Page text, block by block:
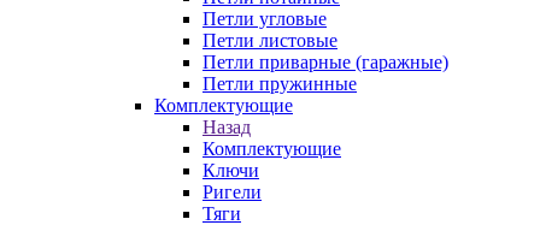
Петли угловые
Петли листовые
Петли приварные (гаражные)
Петли пружинные
Комплектующие
Назад
Комплектующие
Ключи
Ригели
Тяги